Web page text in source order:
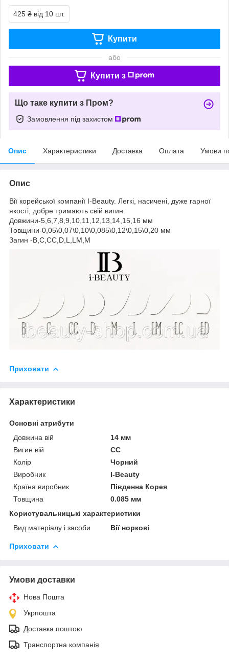
425 ₴ від 10 шт.
Купити
або
Купити з
Що таке купити з Пром?
Замовлення під захистом
Опис Характеристики Доставка Оплата Умови
Опис
Вії корейської компанії I-Beauty. Легкі, насичені, дуже гарної
якості, добре тримають свій вигин.
Довжини-5,6,7,8,9,10,11,12,13,14,15,16 мм
Товщини-0,05\0,07\0,10\0,085\0,12\0,15\0,20 мм
Загин -В,С,СС,D,L,LM,M
Приховати
Характеристики
Основні атрибути
Довжина вій
14 мм
Вигин вій
CC
Колір
Чорний
Виробник
I-Beauty
Країна виробник
Південна Корея
Товщина
0.085 мм
Користувальницькі характеристики
Вид матеріалу і засоби
Вії норкові
Приховати
Умови доставки
Нова Пошта
Укрпошта
Доставка поштою
Транспортна компанія